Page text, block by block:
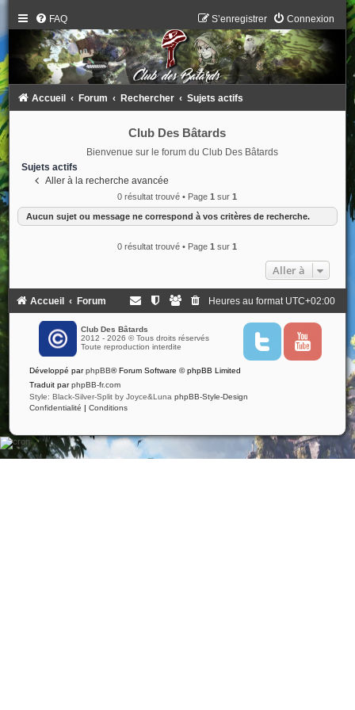
FAQ Connexion
S’enregistrer
Accueil Forum Rechercher Sujets actifs
Club Des Bâtards
Bienvenue sur le forum du Club Des Bâtards
Sujets actifs
Aller à la recherche avancée
0 résultat trouvé • Page1 sur1
Aucun sujet ou message ne correspond à vos critères de recherche.
0 résultat trouvé • Page1 sur1
Aller à
Accueil Forum Heures au format UTC+02:00
Club Des Bâtards
2012 - 2026 © Tous droits réservés
Toute reproduction interdite
T
i
Y
u
Développé parphpBB® Forum Software © phpBB Limited
Traduit parphpBB-fr.com
Style: Black-Silver-Split by Joyce&Luna phpBB-Style-Design
Confidentialité | Conditions